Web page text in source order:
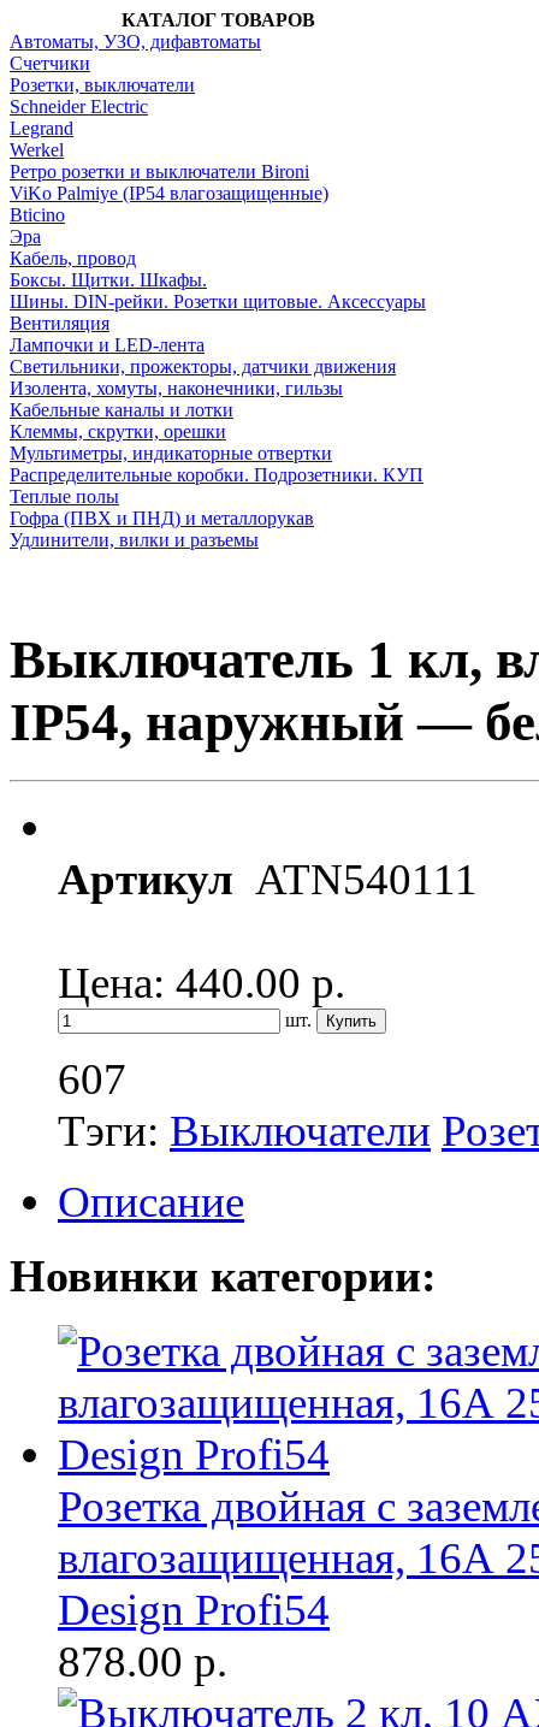
КАТАЛОГ ТОВАРОВ
Автоматы, УЗО, дифавтоматы
Счетчики
Розетки, выключатели
Schneider Electric
Legrand
Werkel
Ретро розетки и выключатели Bironi
ViKo Palmiye (IP54 влагозащищенные)
Bticino
Эра
Кабель, провод
Боксы. Щитки. Шкафы.
Шины. DIN-рейки. Розетки щитовые. Аксессуары
Вентиляция
Лампочки и LED-лента
Светильники, прожекторы, датчики движения
Изолента, хомуты, наконечники, гильзы
Кабельные каналы и лотки
Клеммы, скрутки, орешки
Мультиметры, индикаторные отвертки
Распределительные коробки. Подрозетники. КУП
Теплые полы
Гофра (ПВХ и ПНД) и металлорукав
Удлинители, вилки и разъемы
Выключатель 1 кл,
IP54, наружный —
Артикул ATN540111
Цена: 440.00 р.
шт.
607
Тэги: Выключатели
Описание
Новинки категории:
Розетка двойная с
влагозащищенная, 16А
Design Profi54
878.00 р.